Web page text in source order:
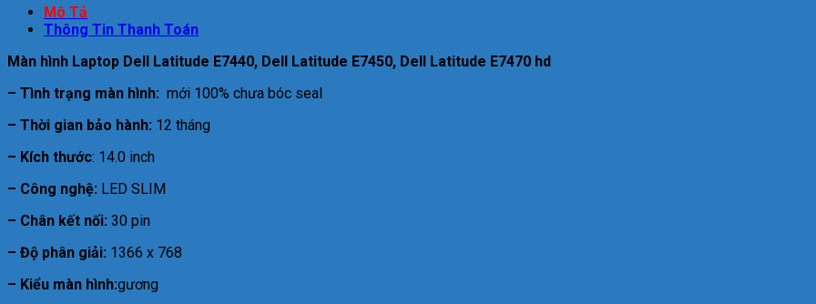
Mô Tả
Thông Tin Thanh Toán
Màn hình Laptop Dell Latitude E7440, Dell Latitude E7450, Dell Latitude E7470 hd
– Tình trạng màn hình: mới 100% chưa bóc seal
– Thời gian bảo hành: 12 tháng
– Kích thước: 14.0 inch
– Công nghệ: LED SLIM
– Chân kết nối: 30 pin
– Độ phân giải: 1366 x 768
– Kiểu màn hình:gương